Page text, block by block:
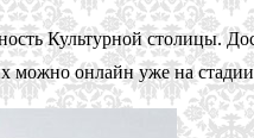
Культурной
можно онлайн уже на